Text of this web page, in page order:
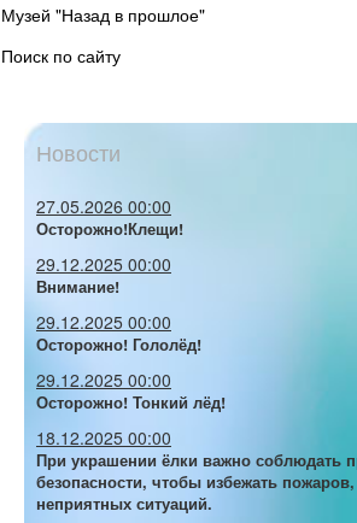
Музей "Назад в прошлое"
Поиск по сайту
Новости
27.05.2026 00:00
Осторожно!Клещи!
29.12.2025 00:00
Внимание!
29.12.2025 00:00
Осторожно! Гололёд!
29.12.2025 00:00
Осторожно! Тонкий лёд!
18.12.2025 00:00
При украшении ёлки важно соблюдать
безопасности, чтобы избежать
неприятных ситуаций.